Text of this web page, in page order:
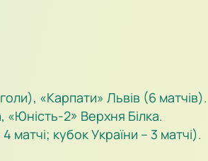
«Карпати» Львів (6 матчів).
2» Верхня Білка.
матчі; кубок України – 3 матчі).